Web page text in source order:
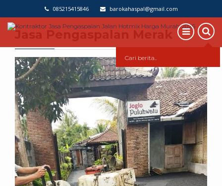
085215415846 barokahaspal@gmail.com
Jasa Pengaspalan Merak